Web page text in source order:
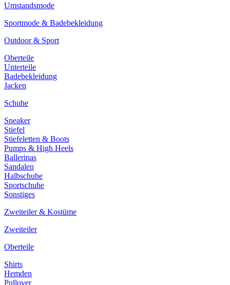
Umstandsmode
Sportmode & Badebekleidung
Outdoor & Sport
Oberteile
Unterteile
Badebekleidung
Jacken
Schuhe
Sneaker
Stiefel
Stiefeletten & Boots
Pumps & High Heels
Ballerinas
Sandalen
Halbschuhe
Sportschuhe
Sonstiges
Zweiteiler & Kostüme
Zweiteiler
Oberteile
Shirts
Hemden
Pullover